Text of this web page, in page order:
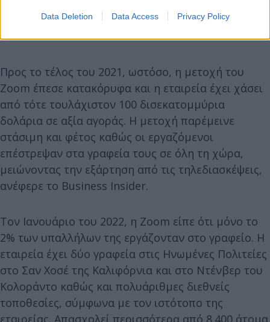
Data Deletion Data Access Privacy Policy
Προς το τέλος του 2021, ωστόσο, η μετοχή του
Zoom έπεσε κατακόρυφα και η εταιρεία έχει χάσει
από τότε τουλάχιστον 100 δισεκατομμύρια
δολάρια σε αξία αγοράς. Η μετοχή παρέμεινε
στάσιμη και φέτος καθώς οι εργαζόμενοι
επέστρεψαν στα γραφεία τους σε όλη τη χώρα,
μειώνοντας την εξάρτηση από τις τηλεδιασκέψεις,
ανέφερε το Business Insider.
Τον Ιανουάριο του 2022, η Zoom είπε ότι μόνο το
2% των υπαλλήλων της εργάζονταν στο γραφείο. Η
εταιρεία έχει δύο γραφεία στις Ηνωμένες Πολιτείες
στο Σαν Χοσέ της Καλιφόρνια και στο Ντένβερ του
Κολοράντο καθώς και πολυάριθμες διεθνείς
τοποθεσίες, σύμφωνα με τον ιστότοπο της
εταιρείας. Απασχολεί περισσότερα από 8.400 άτομα